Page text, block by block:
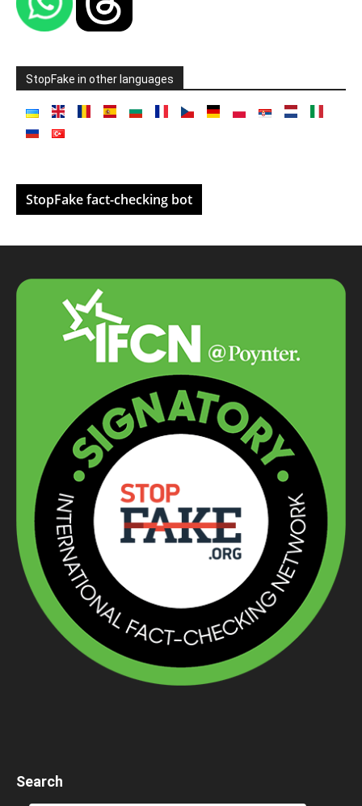
StopFake in other languages
StopFake fact-checking bot
Search